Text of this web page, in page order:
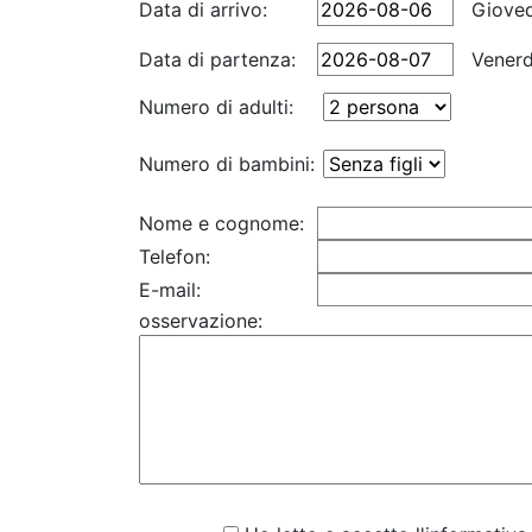
Data di arrivo:
Data di partenza:
Numero di adulti:
Numero di bambini:
Nome e cognome:
Telefon:
E-mail:
osservazione: